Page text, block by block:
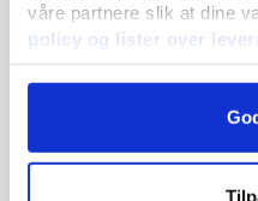
våre partnere slik at dine
policy og lister over
Vi og våre partnere
utvikling og forbedring av
å lagre og/eller får tilgang
Anlegge steingang i